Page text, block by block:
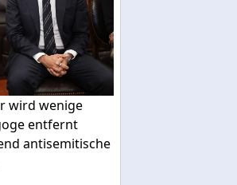
wird wenige
entfernt
antisemitische